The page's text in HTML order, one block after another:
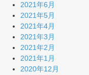
2021年6月
2021年5月
2021年4月
2021年3月
2021年2月
2021年1月
2020年12月